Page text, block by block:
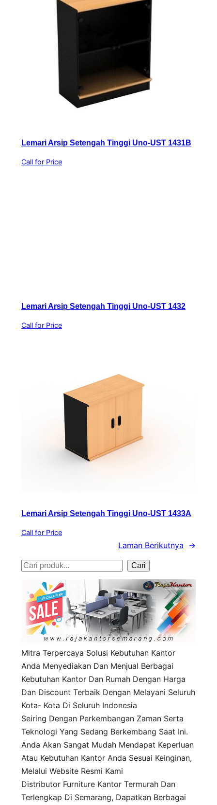
Lemari Arsip Setengah Tinggi Uno-UST 1431B
Call for Price
Lemari Arsip Setengah Tinggi Uno-UST 1432
Call for Price
Lemari Arsip Setengah Tinggi Uno-UST 1433A
Call for Price
Laman Berikutnya →
S
Cari
Mitra Terpercaya Solusi Kebutuhan Kantor
Anda Menyediakan Dan Menjual Berbagai
Kebutuhan Kantor Dan Rumah Dengan Harga
Dan Discount Terbaik Dengan Melayani Seluruh
Kota- Kota Di Seluruh Indonesia
Seiring Dengan Perkembangan Zaman Serta
Teknologi Yang Sedang Berkembang Saat Ini.
Anda Akan Sangat Mudah Mendapat Keperluan
Atau Kebutuhan Kantor Anda Sesuai Keinginan,
Melalui Website Resmi Kami
Distributor Furniture Kantor Termurah Dan
Terlengkap Di Semarang, Dapatkan Berbagai